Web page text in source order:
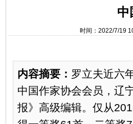
中
时间：2022/7/19
内容摘要： 罗立夫近六
中国作家协会会员，辽
报》高级编辑。仅从